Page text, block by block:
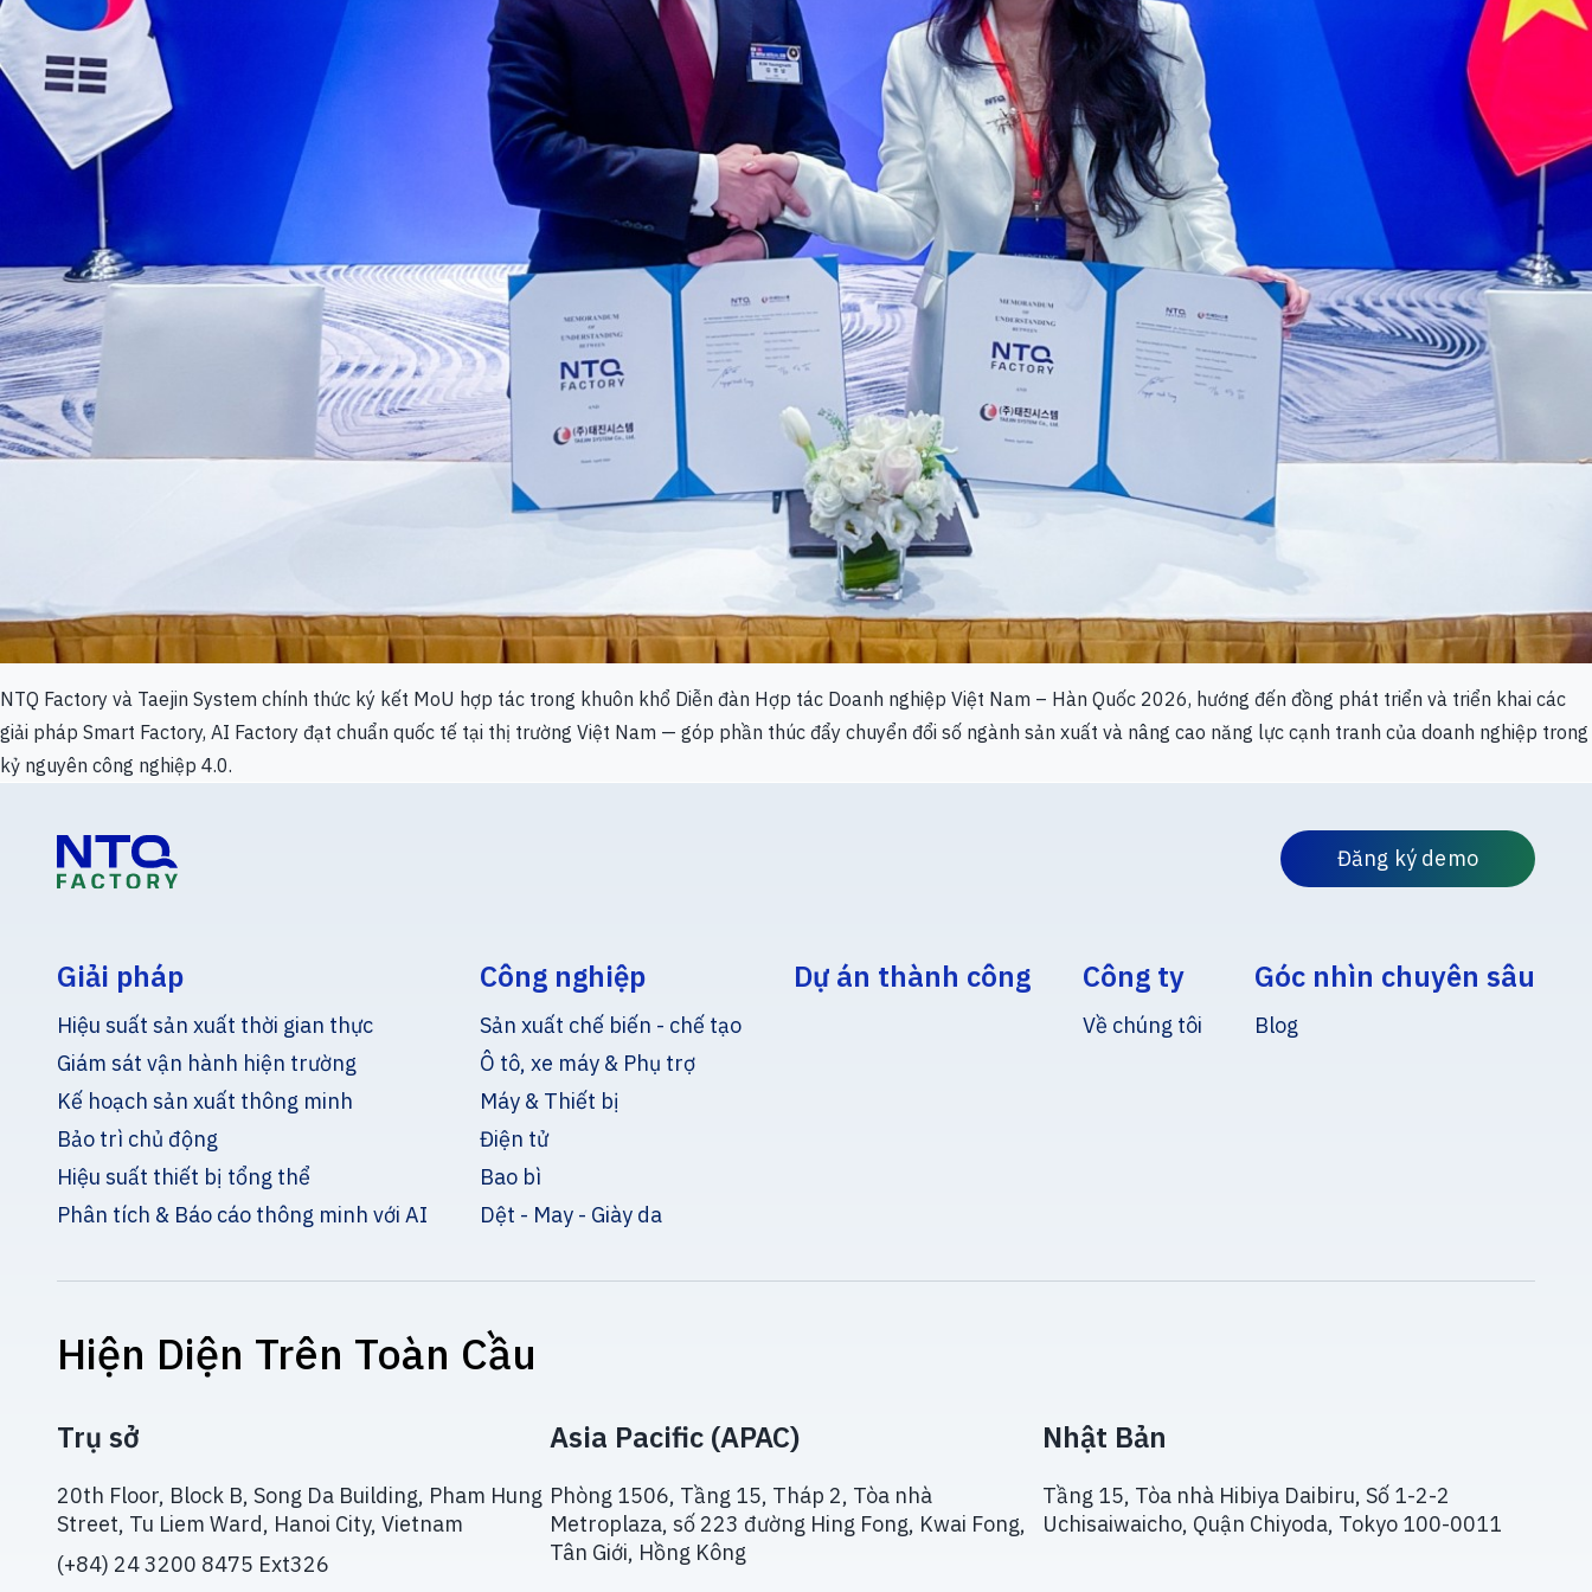
NTQ Factory và Taejin System chính thức ký kết MoU hợp tác trong khuôn khổ Diễn đàn Hợp tác Doanh nghiệp Việt Nam – Hàn Quốc 2026, hướng đến đồng phát triển và triển khai các
giải pháp Smart Factory, AI Factory đạt chuẩn quốc tế tại thị trường Việt Nam — góp phần thúc đẩy chuyển đổi số ngành sản xuất và nâng cao năng lực cạnh tranh của doanh nghiệp trong
kỷ nguyên công nghiệp 4.0.
Đăng ký demo
Giải pháp
Hiệu suất sản xuất thời gian thực
Giám sát vận hành hiện trường
Kế hoạch sản xuất thông minh
Bảo trì chủ động
Hiệu suất thiết bị tổng thể
Phân tích & Báo cáo thông minh với AI
Công nghiệp
Sản xuất chế biến - chế tạo
Ô tô, xe máy & Phụ trợ
Máy & Thiết bị
Điện tử
Bao bì
Dệt - May - Giày da
Dự án thành công Công ty
Về chúng tôi
Góc nhìn chuyên sâu
Blog
Hiện Diện Trên Toàn Cầu
Trụ sở
20th Floor, Block B, Song Da Building, Pham Hung
Street, Tu Liem Ward, Hanoi City, Vietnam
(+84) 24 3200 8475 Ext326
Asia Pacific (APAC)
Phòng 1506, Tầng 15, Tháp 2, Tòa nhà
Metroplaza, số 223 đường Hing Fong, Kwai Fong,
Tân Giới, Hồng Kông
Nhật Bản
Tầng 15, Tòa nhà Hibiya Daibiru, Số 1-2-2
Uchisaiwaicho, Quận Chiyoda, Tokyo 100-0011